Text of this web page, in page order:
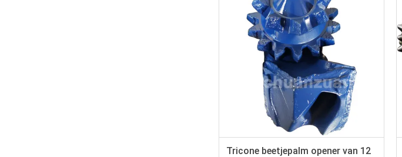
Tricone beetjepalm opener van 12